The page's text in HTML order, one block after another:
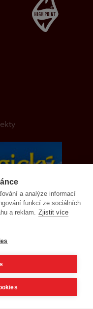
a analýze informací
funkcí ze sociálních
a reklam. Zjistit více